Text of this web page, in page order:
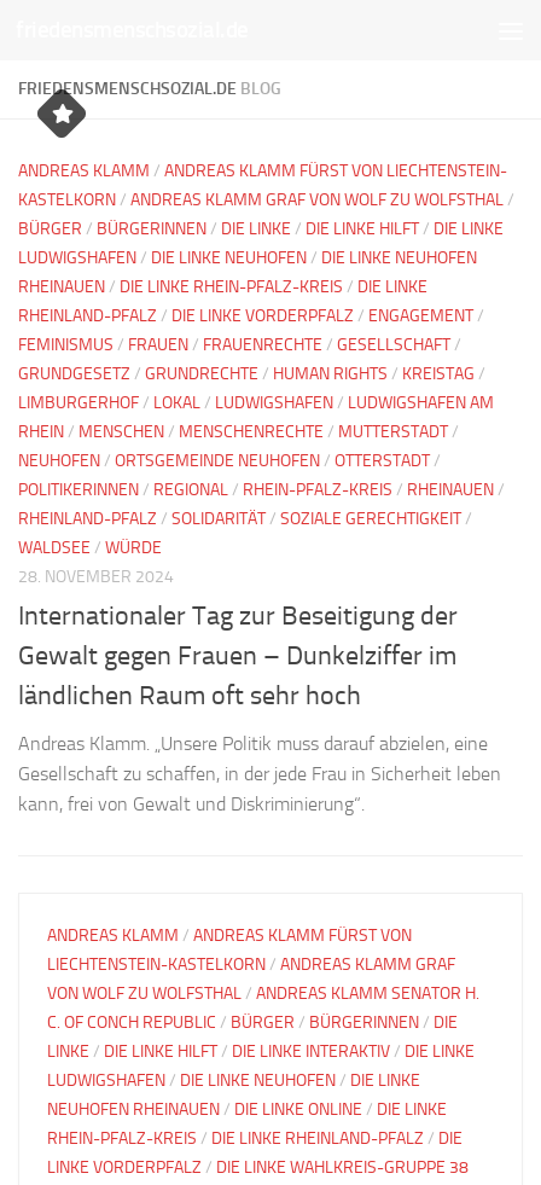
FRIEDENSMENSCHSOZIAL.DE BLOG
ANDREAS KLAMM / ANDREAS KLAMM FÜRST VON LIECHTENSTEIN-
KASTELKORN/ ANDREAS KLAMM GRAF VON WOLF ZU WOLFSTHAL/
BÜRGER / BÜRGERINNEN/ DIE LINKE / DIE LINKE HILFT/ DIE LINKE
LUDWIGSHAFEN/ DIE LINKE NEUHOFEN/ DIE LINKE NEUHOFEN
RHEINAUEN/ DIE LINKE RHEIN-PFALZ-KREIS / DIE LINKE
RHEINLAND-PFALZ / DIE LINKE VORDERPFALZ / ENGAGEMENT/
FEMINISMUS / FRAUEN/ FRAUENRECHTE / GESELLSCHAFT/
GRUNDGESETZ / GRUNDRECHTE / HUMAN RIGHTS / KREISTAG /
LIMBURGERHOF/ LOKAL/ LUDWIGSHAFEN/ LUDWIGSHAFEN AM
RHEIN/ MENSCHEN/ MENSCHENRECHTE / MUTTERSTADT/
NEUHOFEN/ ORTSGEMEINDE NEUHOFEN/ OTTERSTADT/
POLITIKERINNEN/ REGIONAL/ RHEIN-PFALZ-KREIS / RHEINAUEN/
RHEINLAND-PFALZ / SOLIDARITÄT/ SOZIALE GERECHTIGKEIT/
WALDSEE / WÜRDE
28. NOVEMBER 2024
Internationaler Tag zur Beseitigung der
Gewalt gegen Frauen – Dunkelziffer im
ländlichen Raum oft sehr hoch
Andreas Klamm. „Unsere Politik muss darauf abzielen, eine
Gesellschaft zu schaffen, in der jede Frau in Sicherheit leben
kann, frei von Gewalt und Diskriminierung“.
ANDREAS KLAMM / ANDREAS KLAMM FÜRST VON
LIECHTENSTEIN-KASTELKORN/ ANDREAS KLAMM GRAF
VON WOLF ZU WOLFSTHAL/ ANDREAS KLAMM SENATOR H.
C. OF CONCH REPUBLIC / BÜRGER / BÜRGERINNEN/ DIE
LINKE / DIE LINKE HILFT/ DIE LINKE INTERAKTIV/ DIE LINKE
LUDWIGSHAFEN/ DIE LINKE NEUHOFEN/ DIE LINKE
NEUHOFEN RHEINAUEN/ DIE LINKE ONLINE / DIE LINKE
RHEIN-PFALZ-KREIS / DIE LINKE RHEINLAND-PFALZ / DIE
LINKE VORDERPFALZ / DIE LINKE WAHLKREIS-GRUPPE 38